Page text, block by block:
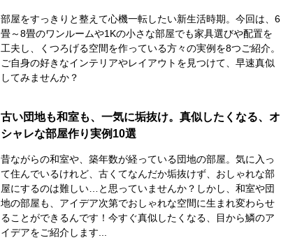
部屋をすっきりと整えて心機一転したい新生活時期。今回は、6
畳～8畳のワンルームや1Kの小さな部屋でも家具選びや配置を
工夫し、くつろげる空間を作っている方々の実例を8つご紹介。
ご自身の好きなインテリアやレイアウトを見つけて、早速真似
してみませんか？
古い団地も和室も、一気に垢抜け。真似したくなる、オ
シャレな部屋作り実例10選
昔ながらの和室や、築年数が経っている団地の部屋。気に入っ
て住んでいるけれど、古くてなんだか垢抜けず、おしゃれな部
屋にするのは難しい…と思っていませんか？しかし、和室や団
地の部屋も、アイデア次第でおしゃれな空間に生まれ変わらせ
ることができるんです！今すぐ真似したくなる、目から鱗のア
イデアをご紹介します...